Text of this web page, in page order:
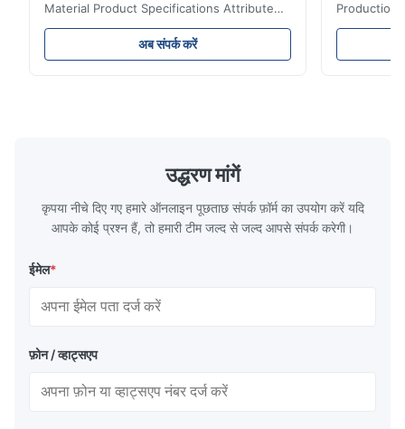
Material Product Specifications Attribute
Value Product Name 0.5mm MR Steel
Tinplate Food-Grade Can Material Material
MR, SPCC, prime Tinplate / TFS Tin Coating
TH620 Standard JIS DIN ASTM GB EN AISI
Product Features High-quality tinplate with
अब संपर्क करें
Production
Value
MR, SPCC,
उद्धरण मांगें
कृपया नीचे दिए गए हमारे ऑनलाइन पूछताछ संपर्क फ़ॉर्म का उपयोग करें यदि
आपके कोई प्रश्न हैं, तो हमारी टीम जल्द से जल्द आपसे संपर्क करेगी।
ईमेल*
फ़ोन / व्हाट्सएप